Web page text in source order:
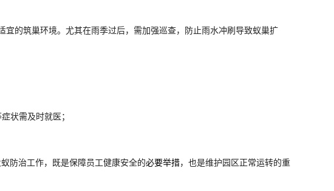
的筑巢环境。尤其在雨季过后，需加强巡查，防止雨水冲刷导致蚁巢扩
状需及时就医；
防治工作，既是保障员工健康安全的必要举措，也是维护园区正常运转的重